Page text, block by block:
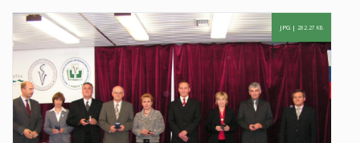
JPG | 282.27 KB